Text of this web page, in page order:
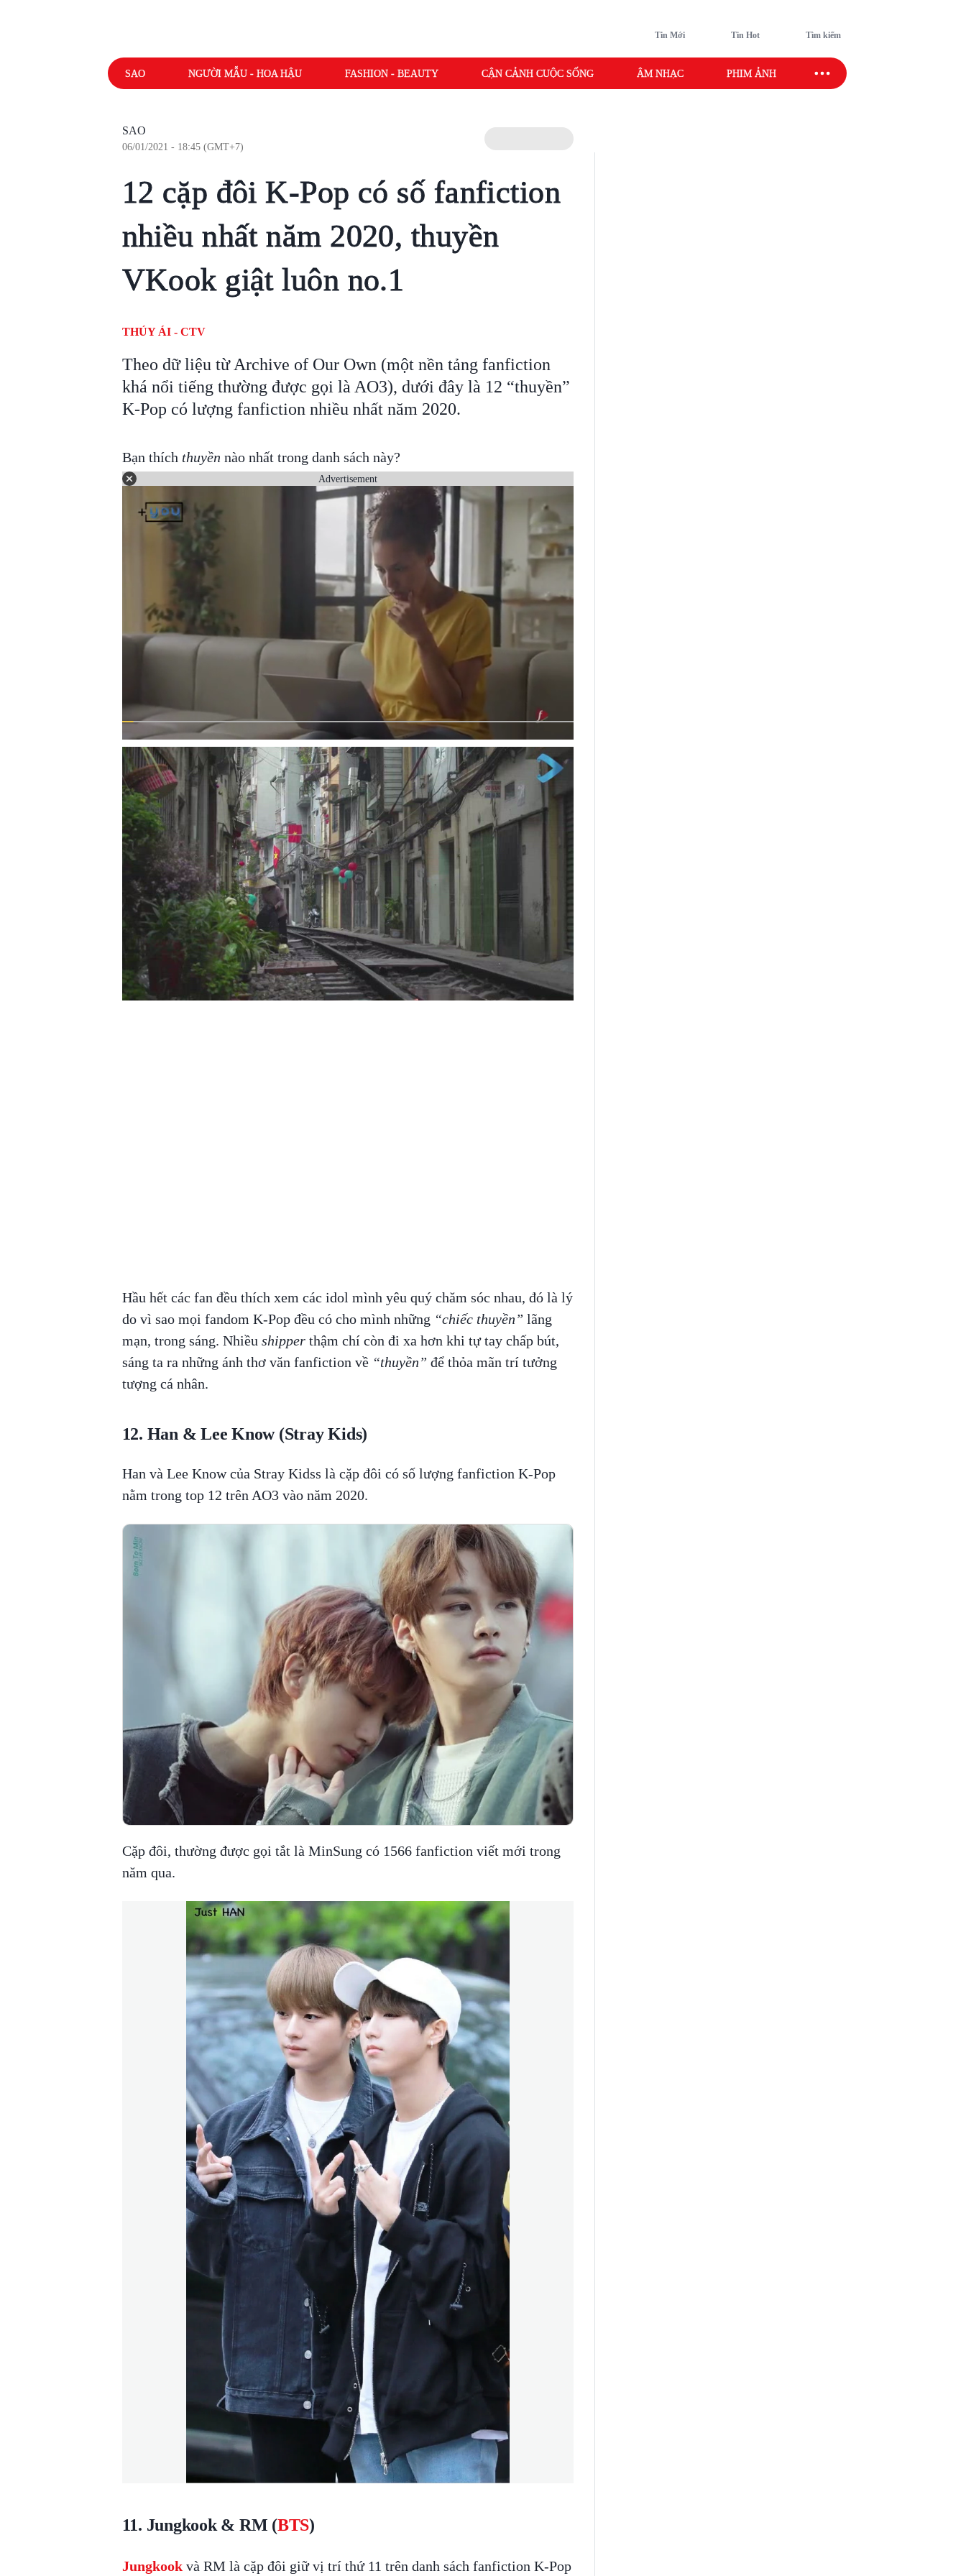
Tin Mới Tin Hot Tìm kiếm
SAO NGƯỜI MẪU - HOA HẬU FASHION - BEAUTY CẬN CẢNH CUỘC SỐNG ÂM NHẠC PHIM ẢNH SAO SPORT
SAO
06/01/2021 - 18:45 (GMT+7)
12 cặp đôi K-Pop có số fanfiction
nhiều nhất năm 2020, thuyền
VKook giật luôn no.1
THÚY ÁI - CTV
Theo dữ liệu từ Archive of Our Own (một nền tảng fanfiction
khá nổi tiếng thường được gọi là AO3), dưới đây là 12 “thuyền”
K-Pop có lượng fanfiction nhiều nhất năm 2020.
Bạn thích thuyền nào nhất trong danh sách này?
Advertisement
01:05 TRUVID NEW STUNNING VIETNAM
Hầu hết các fan đều thích xem các idol mình yêu quý chăm sóc nhau, đó là lý
do vì sao mọi fandom K-Pop đều có cho mình những “chiếc thuyền” lãng
mạn, trong sáng. Nhiều shipper thậm chí còn đi xa hơn khi tự tay chấp bút,
sáng ta ra những ánh thơ văn fanfiction về “thuyền” để thỏa mãn trí tưởng
tượng cá nhân.
12. Han & Lee Know (Stray Kids)
Han và Lee Know của Stray Kidss là cặp đôi có số lượng fanfiction K-Pop
nằm trong top 12 trên AO3 vào năm 2020.
Cặp đôi, thường được gọi tắt là MinSung có 1566 fanfiction viết mới trong
năm qua.
11. Jungkook & RM (BTS)
Jungkookvà RM là cặp đôi giữ vị trí thứ 11 trên danh sách fanfiction K-Pop